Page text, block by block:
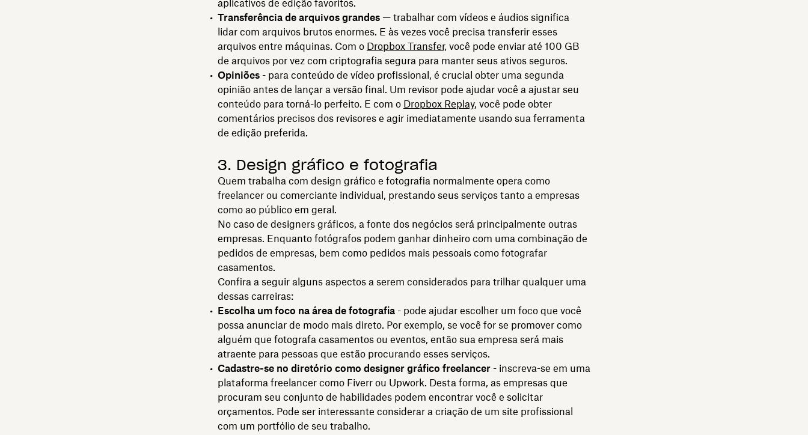
aplicativos de edição favoritos.
Transferência de arquivos grandes— trabalhar com vídeos e áudios significa
lidar com arquivos brutos enormes. E às vezes você precisa transferir esses
arquivos entre máquinas. Com o Dropbox Transfer, você pode enviar até 100 GB
de arquivos por vez com criptografia segura para manter seus ativos seguros.
Opiniões- para conteúdo de vídeo profissional, é crucial obter uma segunda
opinião antes de lançar a versão final. Um revisor pode ajudar você a ajustar seu
conteúdo para torná-lo perfeito. E com o Dropbox Replay, você pode obter
comentários precisos dos revisores e agir imediatamente usando sua ferramenta
de edição preferida.
3. Design gráfico e fotografia
Quem trabalha com design gráfico e fotografia normalmente opera como
freelancer ou comerciante individual, prestando seus serviços tanto a empresas
como ao público em geral.
No caso de designers gráficos, a fonte dos negócios será principalmente outras
empresas. Enquanto fotógrafos podem ganhar dinheiro com uma combinação de
pedidos de empresas, bem como pedidos mais pessoais como fotografar
casamentos.
Confira a seguir alguns aspectos a serem considerados para trilhar qualquer uma
dessas carreiras:
Escolha um foco na área de fotografia- pode ajudar escolher um foco que você
possa anunciar de modo mais direto. Por exemplo, se você for se promover como
alguém que fotografa casamentos ou eventos, então sua empresa será mais
atraente para pessoas que estão procurando esses serviços.
Cadastre-se no diretório como designer gráfico freelancer- inscreva-se em uma
plataforma freelancer como Fiverr ou Upwork. Desta forma, as empresas que
procuram seu conjunto de habilidades podem encontrar você e solicitar
orçamentos. Pode ser interessante considerar a criação de um site profissional
com um portfólio de seu trabalho.